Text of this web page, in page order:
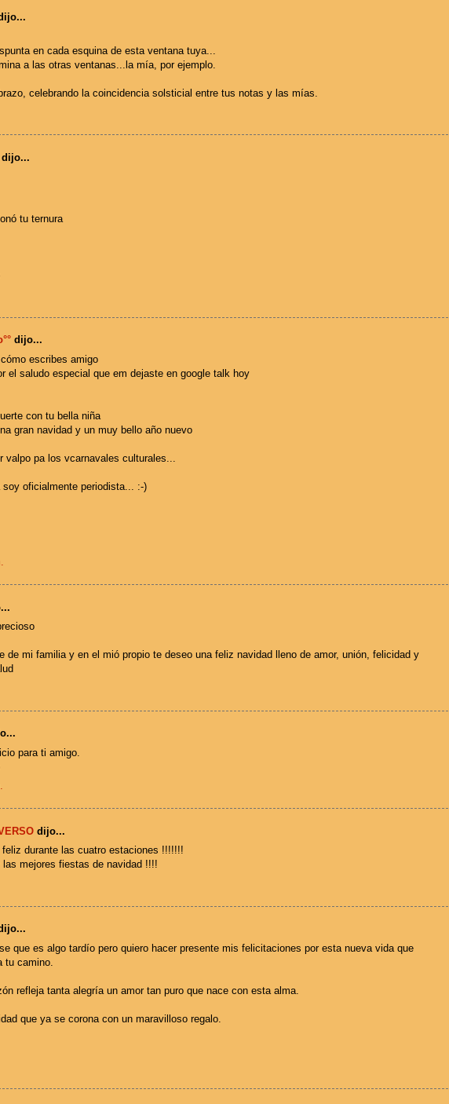
en cada esquina de esta ventana tuya...
a las otras ventanas...la mía, por ejemplo.
celebrando la coincidencia solsticial entre tus notas y las mías.
dijo...
tu ternura
dijo...
escribes amigo
el saludo especial que em dejaste en google talk hoy
con tu bella niña
gran navidad y un muy bello año nuevo
valpo pa los vcarnavales culturales...
soy oficialmente periodista... :-)
de mi familia y en el mió propio te deseo una feliz navidad lleno de amor, unión, felicidad y
para ti amigo.
dijo...
durante las cuatro estaciones !!!!!!!
las mejores fiestas de navidad !!!!
que es algo tardío pero quiero hacer presente mis felicitaciones por esta nueva vida que
tu camino.
refleja tanta alegría un amor tan puro que nace con esta alma.
que ya se corona con un maravilloso regalo.